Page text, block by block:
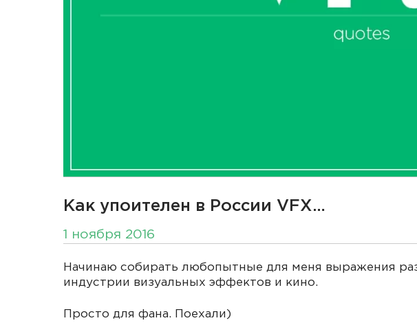
Как упоителен в России VFX…
1 ноября 2016
Начинаю собирать любопытные для меня выражения
индустрии визуальных эффектов и кино.
Просто для фана. Поехали)